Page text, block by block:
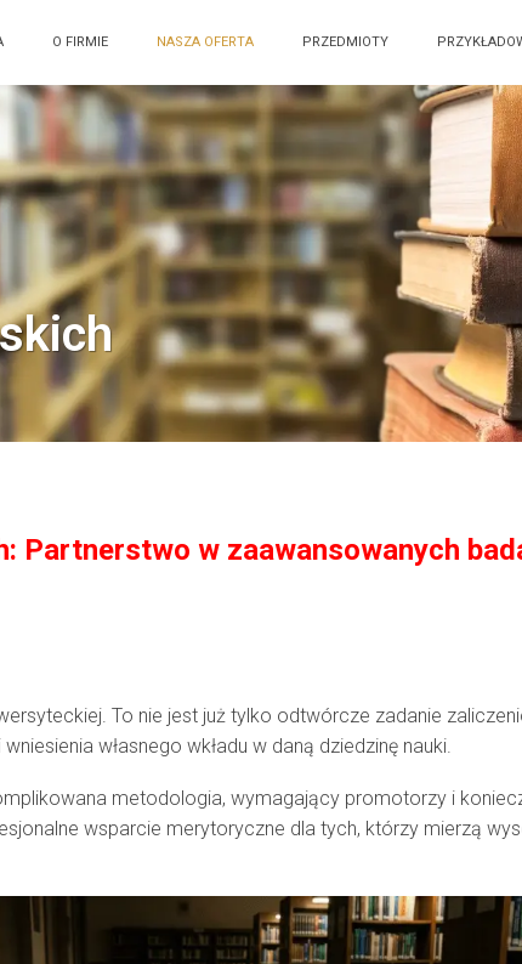
O FIRMIE NASZA OFERTA PRZEDMIOTY
Partnerstwo w zaawansowanych
To nie jest już tylko odtwórcze zadanie
własnego wkładu w daną dziedzinę nauki.
metodologia, wymagający promotorzy i
wsparcie merytoryczne dla tych, którzy mierzą